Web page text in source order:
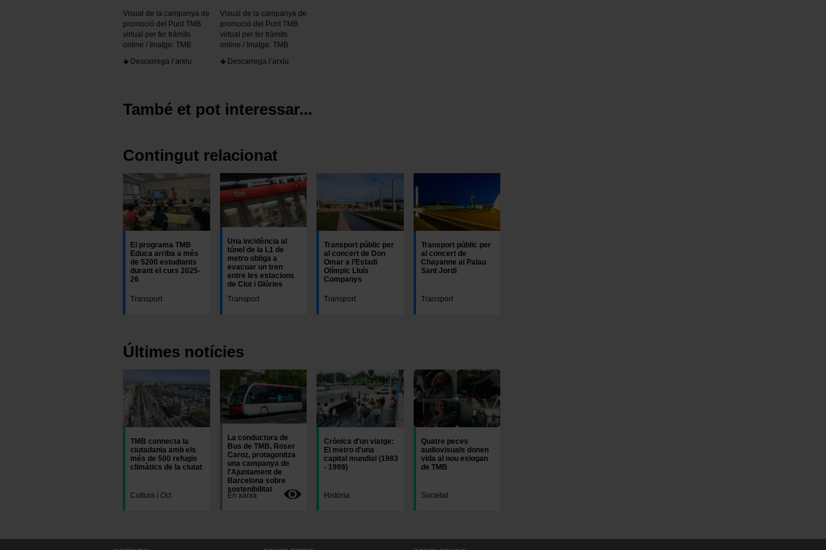
Visual de la campanya de
promoció del Punt TMB
virtual per fer tràmits
online / Imatge: TMB
Descarrega l’arxiu
Visual de la campanya de
promoció del Punt TMB
virtual per fer tràmits
online / Imatge: TMB
Descarrega l’arxiu
També et pot interessar...
Contingut relacionat
El programa TMB
Educa arriba a més
de 5200 estudiants
durant el curs 2025-
26
Transport
Una incidència al
túnel de la L1 de
metro obliga a
evacuar un tren
entre les estacions
de Clot i Glòries
Transport
Transport públic per
al concert de Don
Omar a l’Estadi
Olímpic Lluís
Companys
Transport
Transport públic per
al concert de
Chayanne al Palau
Sant Jordi
Transport
Últimes notícies
TMB connecta la
ciutadania amb els
més de 500 refugis
climàtics de la ciutat
Cultura i Oci
Imatge
La conductora de
Bus de TMB, Roser
Caroz, protagonitza
una campanya de
l'Ajuntament de
Barcelona sobre
sostenibilitat
En xarxa
Imatge
Crònica d'un viatge:
El metro d'una
capital mundial (1983
- 1999)
Història
Imatge
Quatre peces
audiovisuals donen
vida al nou eslogan
de TMB
Societat